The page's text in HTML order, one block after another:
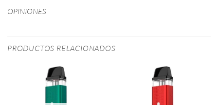
OPINIONES
PRODUCTOS RELACIONADOS